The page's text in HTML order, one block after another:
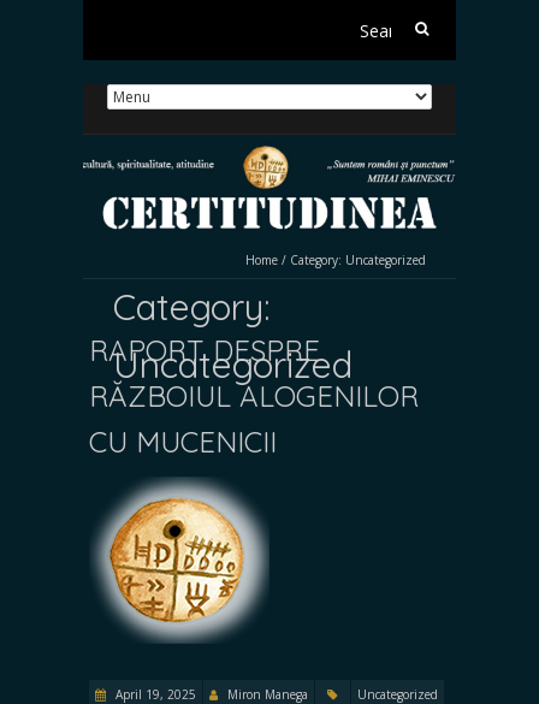
Search
Home / Category: Uncategorized
Category:
Uncategorized
RAPORT DESPRE
RĂZBOIUL ALOGENILOR
CU MUCENICII
April 19, 2025 Miron Manega
Uncategorized